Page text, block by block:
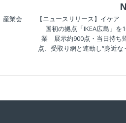
提
産業会
【ニュースリリース】イケア
国初の拠点「IKEA広島」を
業 展示約900点・当日持ち
点、受取り網と連動し“身近な